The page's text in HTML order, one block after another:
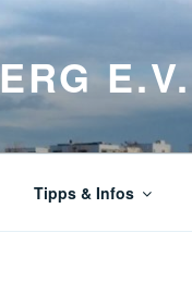
E.V.
Tipps & Infos